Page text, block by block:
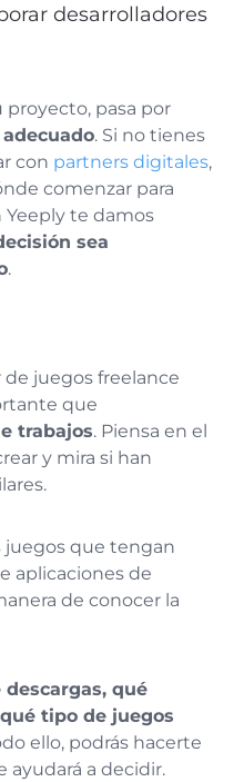
desarrolladores
pasa por
. Si no tienes
con partners digitales,
comenzar para
Yeeply te damos
sea
.
de juegos freelance
que
trabajos. Piensa en el
y mira si han
juegos que tengan
aplicaciones de
de conocer la
qué
tipo de juegos
ello, podrás hacerte
ayudará a decidir.